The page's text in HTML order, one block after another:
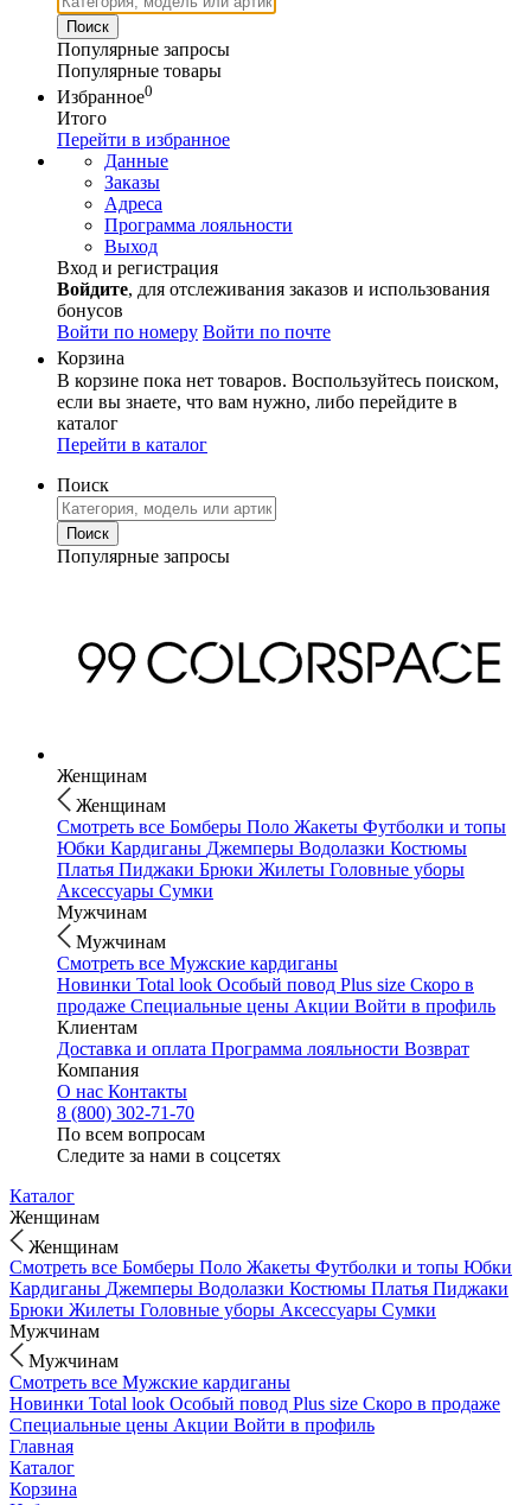
Популярные запросы
Популярные товары
Избранное0
Итого
Перейти в избранное
Данные
Заказы
Адреса
Программа лояльности
Выход
Вход и регистрация
Войдите, для отслеживания заказов и использования
бонусов
Войти по номеру Войти по почте
Корзина
В корзине пока нет товаров. Воспользуйтесь поиском,
если вы знаете, что вам нужно, либо перейдите в
каталог
Перейти в каталог
Поиск
Популярные запросы
Женщинам
Женщинам
Смотреть все Бомберы Поло Жакеты Футболки и топы
Юбки Кардиганы Джемперы Водолазки Костюмы
Платья Пиджаки Брюки Жилеты Головные уборы
Аксессуары Сумки
Мужчинам
Мужчинам
Смотреть все Мужские кардиганы
Новинки Total look Особый повод Plus size Скоро в
продаже Специальные цены Акции Войти в профиль
Клиентам
Доставка и оплата Программа лояльности Возврат
Компания
О нас Контакты
8 (800) 302-71-70
По всем вопросам
Следите за нами в соцсетях
Каталог
Женщинам
Женщинам
Смотреть все Бомберы Поло Жакеты Футболки и топы Юбки
Кардиганы Джемперы Водолазки Костюмы Платья Пиджаки
Брюки Жилеты Головные уборы Аксессуары Сумки
Мужчинам
Мужчинам
Смотреть все Мужские кардиганы
Новинки Total look Особый повод Plus size Скоро в продаже
Специальные цены Акции Войти в профиль
Главная
Каталог
Корзина